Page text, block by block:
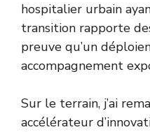
hospitalier urbain
transition rapporte
preuve qu’un
accompagnement
Sur le terrain, j’ai
accélérateur